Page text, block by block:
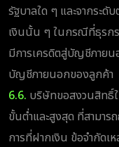
รัฐบาลใด ๆ และจากระ
เงินนั้น ๆ ในกรณีที่ธุรกร
มีการเครดิตสู่บัญชีภาย
บัญชีภายนอกของลูกค้า
6.6. บริษัทขอสงวนสิทธิ์
ขั้นต่ำและสูงสุด ที่สามาร
การที่ฝากเงิน ข้อจำกัดเ